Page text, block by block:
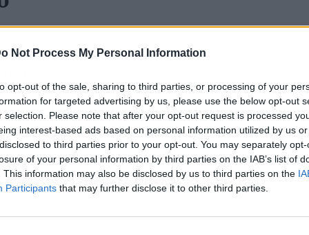
Not Process My Personal Information
opt-out of the sale, sharing to third parties, or processing of your
for targeted advertising by us, please use the below opt-out
selection. Please note that after your opt-out request is processed
interest-based ads based on personal information utilized by us
to third parties prior to your opt-out. You may separately
of your personal information by third parties on the IAB’s list of
This information may also be disclosed by us to third parties on the
Participants that may further disclose it to other third parties.
a Estados Unidos en la lista de
del control del coronavirus
para que sus turistas puedan viajar este
del listado sigue limitando la entrada a
a Reino Unido.
han constatado un amplio apoyo a esta
viernes, durante el consejo de
en vigor en cuanto sea publicada en el